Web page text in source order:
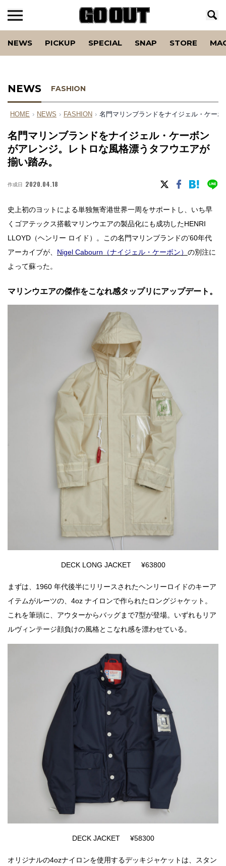
NEWS PICKUP SPECIAL SNAP STORE
NEWS FASHION
HOME › NEWS › FASHION › 名門マリンブランドをナイジェル・ケー
名門マリンブランドをナイジェル・ケーボン
がアレンジ。レトロな風格漂うタフウエアが
揃い踏み。
作成日 2020.04.18
史上初のヨットによる単独無寄港世界一周をサポートし、いち早
くゴアテックス搭載マリンウエアの製品化にも成功したHENRI
LLOYD（ヘンリー ロイド）。この名門マリンブランドの’60年代
アーカイブが、 Nigel Cabourn（ナイジェル・ケーボン） の別注に
よって蘇った。
マリンウエアの傑作をこなれ感タップリにアップデート。
DECK LONG JACKET ¥63800
まずは、1960 年代後半にリリースされたヘンリーロイドのキーア
イテムがルーツの、4oz ナイロンで作られたロングジャケット。
これを筆頭に、アウターからバッグまで7型が登場。いずれもリア
ルヴィンテージ顔負けの風格とこなれ感を漂わせている。
DECK JACKET ¥58300
オリジナルの4ozナイロンを使用するデッキジャケットは、スタン